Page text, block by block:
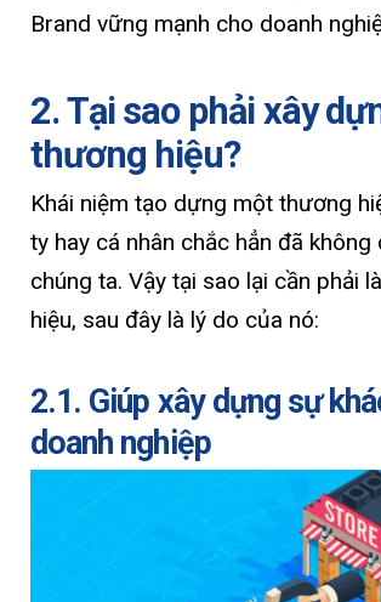
Brand vững mạnh cho doanh
2. Tại sao phải xây
thương hiệu?
Khái niệm tạo dựng một thương
ty hay cá nhân chắc hẳn đã không
chúng ta. Vậy tại sao lại cần phải
hiệu, sau đây là lý do của nó:
2.1. Giúp xây dựng sự
doanh nghiệp